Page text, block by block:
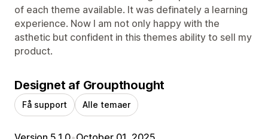
of each theme available. It was definately a learning
experience. Now I am not only happy with the
asthetic but confident in this themes ability to sell my
product.
Designet af Groupthought
Få support Alle temaer